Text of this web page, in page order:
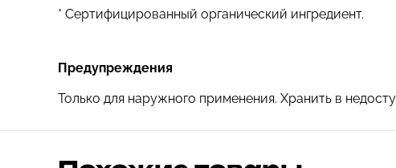
* Сертифицированный органический ингредиент.
Предупреждения
Только для наружного применения. Хранить в